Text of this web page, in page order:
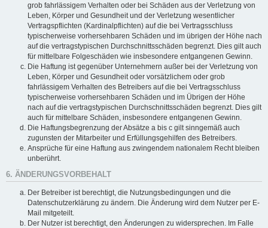
grob fahrlässigem Verhalten oder bei Schäden aus der Verletzung von
Leben, Körper und Gesundheit und der Verletzung wesentlicher
Vertragspflichten (Kardinalpflichten) auf die bei Vertragsschluss
typischerweise vorhersehbaren Schäden und im übrigen der Höhe nach
auf die vertragstypischen Durchschnittsschäden begrenzt. Dies gilt auch
für mittelbare Folgeschäden wie insbesondere entgangenen Gewinn.
Die Haftung ist gegenüber Unternehmern außer bei der Verletzung von
Leben, Körper und Gesundheit oder vorsätzlichem oder grob
fahrlässigem Verhalten des Betreibers auf die bei Vertragsschluss
typischerweise vorhersehbaren Schäden und im Übrigen der Höhe
nach auf die vertragstypischen Durchschnittsschäden begrenzt. Dies gilt
auch für mittelbare Schäden, insbesondere entgangenen Gewinn.
Die Haftungsbegrenzung der Absätze a bis c gilt sinngemäß auch
zugunsten der Mitarbeiter und Erfüllungsgehilfen des Betreibers.
Ansprüche für eine Haftung aus zwingendem nationalem Recht bleiben
unberührt.
6. ÄNDERUNGSVORBEHALT
Der Betreiber ist berechtigt, die Nutzungsbedingungen und die
Datenschutzerklärung zu ändern. Die Änderung wird dem Nutzer per E-
Mail mitgeteilt.
Der Nutzer ist berechtigt, den Änderungen zu widersprechen. Im Falle